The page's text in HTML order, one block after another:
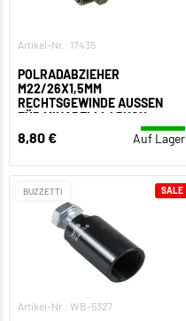
Artikel-Nr.: 17435
POLRADABZIEHER
M22/26X1,5MM
RECHTSGEWINDE AUSSEN F
ÜR MINARELLI / PUCH
8,80 € Auf Lager
BUZZETTI
Artikel-Nr.: WB-5327
SALE